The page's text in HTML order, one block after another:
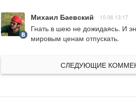
Михаил Баевский 10.06 13:17
Гнать в шею не дожидаясь. И
мировым ценам отпускать.
СЛЕДУЮЩИЕ